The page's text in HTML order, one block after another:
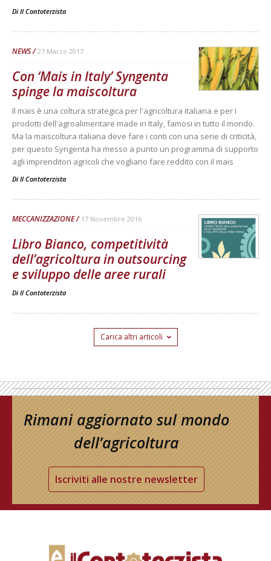
Di Il Contoterzista
NEWS 27 Marzo 2017
Con ‘Mais in Italy’ Syngenta
spinge la maiscoltura
Il mais è una coltura strategica per l'agricoltura italiana e per i
prodotti dell'agroalimentare made in Italy, famosi in tutto il mondo.
Ma la maiscoltura italiana deve fare i conti con una serie di criticità,
per questo Syngenta ha messo a punto un programma di supporto
agli imprenditori agricoli che vogliano fare reddito con il mais
Di Il Contoterzista
MECCANIZZAZIONE 17 Novembre 2016
Libro Bianco, competitività
dell’agricoltura in outsourcing
e sviluppo delle aree rurali
Di Il Contoterzista
Carica altri articoli
Rimani aggiornato sul mondo
dell’agricoltura
Iscriviti alle nostre newsletter